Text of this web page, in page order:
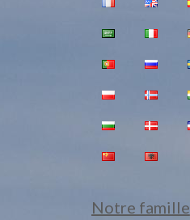
Notre famille